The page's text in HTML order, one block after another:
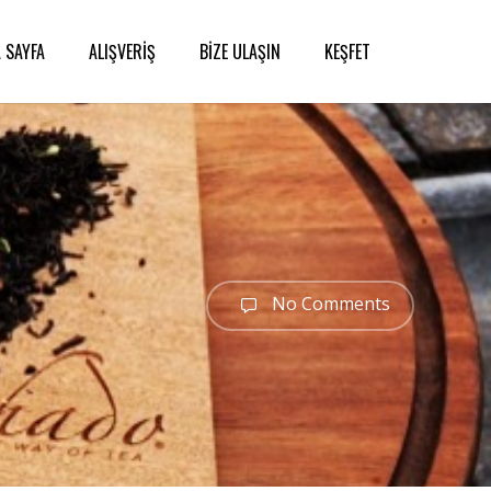
ALIŞVERİŞ BİZE ULAŞIN KEŞFET
No Comments